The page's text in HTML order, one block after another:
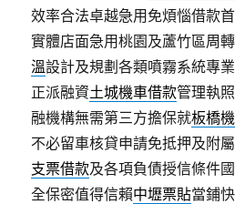
效率合法卓越急用免煩惱借款
實體店面急用桃園及蘆竹區周
溫設計及規劃各類噴霧系統專
正派融資土城機車借款管理執
融機構無需第三方擔保就板橋
不必留車核貸申請免抵押及附
支票借款及各項負債授信條件
全保密值得信賴中壢票貼當鋪